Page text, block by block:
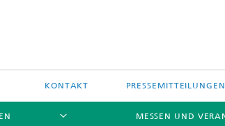
KONTAKT PRESSEMITTEILUNGEN
MESSEN UND